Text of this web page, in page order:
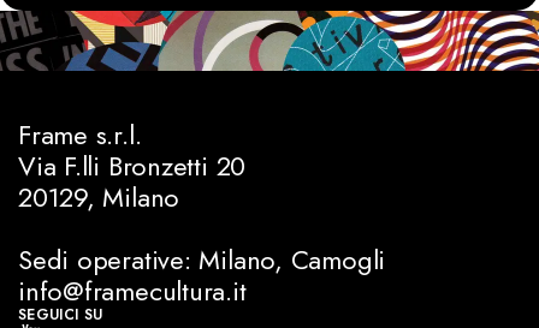
Frame s.r.l.
Via F.lli Bronzetti 20
20129, Milano
Sedi operative: Milano, Camogli
info@framecultura.it
SEGUICI SU